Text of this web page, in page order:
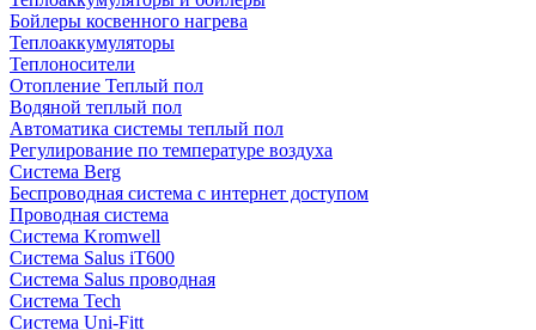
Бойлеры косвенного нагрева
Теплоаккумуляторы
Теплоносители
Отопление Теплый пол
Водяной теплый пол
Автоматика системы теплый пол
Регулирование по температуре воздуха
Система Berg
Беспроводная система с интернет доступом
Проводная система
Система Kromwell
Система Salus iT600
Система Salus проводная
Система Tech
Система Uni-Fitt